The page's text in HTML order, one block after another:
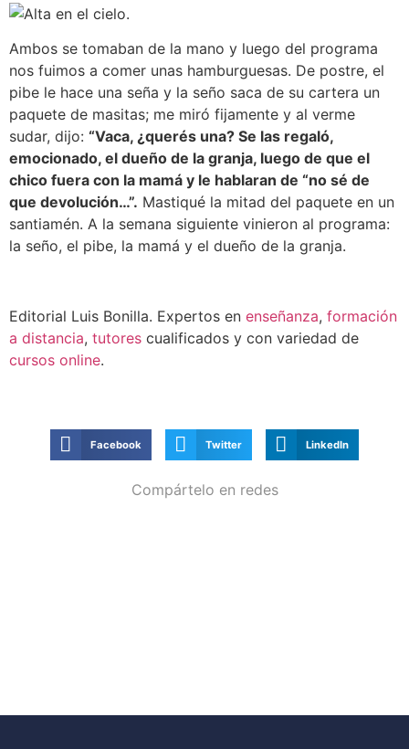
Ambos se tomaban de la mano y luego del programa
nos fuimos a comer unas hamburguesas. De postre, el
pibe le hace una seña y la seño saca de su cartera un
paquete de masitas; me miró fijamente y al verme
sudar, dijo: “Vaca, ¿querés una? Se las regaló,
emocionado, el dueño de la granja, luego de que el
chico fuera con la mamá y le hablaran de “no sé de
que devolución…”. Mastiqué la mitad del paquete en un
santiamén. A la semana siguiente vinieron al programa:
la seño, el pibe, la mamá y el dueño de la granja.
Editorial Luis Bonilla. Expertos en enseñanza, formación
a distancia, tutores cualificados y con variedad de
cursos online.
Facebook Twitter LinkedIn
Compártelo en redes